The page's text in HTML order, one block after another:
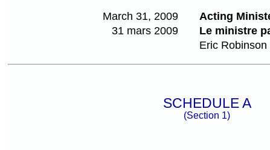
March 31, 2009
Acting
31 mars 2009
Le ministre
Eric Robinson
SCHEDULE A
(Section 1)